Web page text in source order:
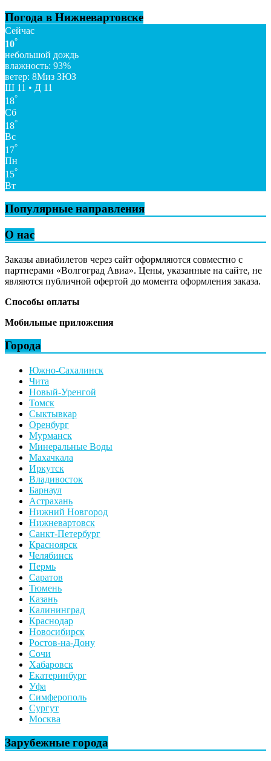
Погода в Нижневартовске
Сейчас
10°
небольшой дождь
влажность: 93%
ветер: 8Миз ЗЮЗ
Ш 11 • Д 11
18°
Сб
18°
Вс
17°
Пн
15°
Вт
Популярные направления
О нас
Заказы авиабилетов через сайт оформляются совместно с
партнерами «Волгоград Авиа». Цены, указанные на сайте, не
являются публичной офертой до момента оформления заказа.
Способы оплаты
Мобильные приложения
Города
Южно-Сахалинск
Чита
Новый-Уренгой
Томск
Сыктывкар
Оренбург
Мурманск
Минеральные Воды
Махачкала
Иркутск
Владивосток
Барнаул
Астрахань
Нижний Новгород
Нижневартовск
Санкт-Петербург
Красноярск
Челябинск
Пермь
Саратов
Тюмень
Казань
Калининград
Краснодар
Новосибирск
Ростов-на-Дону
Сочи
Хабаровск
Екатеринбург
Уфа
Симферополь
Сургут
Москва
Зарубежные города